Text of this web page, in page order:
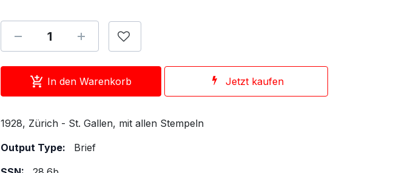
In den Warenkorb Jetzt kaufen
1928, Zürich - St. Gallen, mit allen Stempeln
Output Type:
Brief